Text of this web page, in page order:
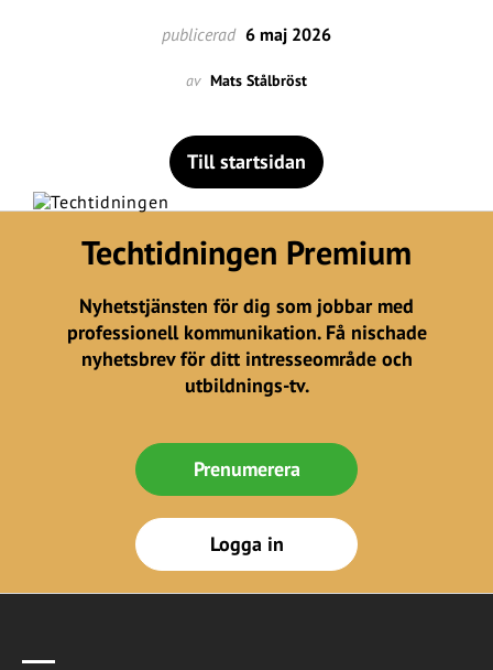
publicerad 6 maj 2026
av Mats Stålbröst
Till startsidan
Techtidningen Premium
Nyhetstjänsten för dig som jobbar med
professionell kommunikation. Få nischade
nyhetsbrev för ditt intresseområde och
utbildnings-tv.
Prenumerera
Logga in